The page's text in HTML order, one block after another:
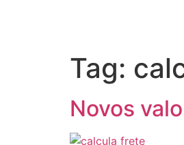
Tag:
Novos